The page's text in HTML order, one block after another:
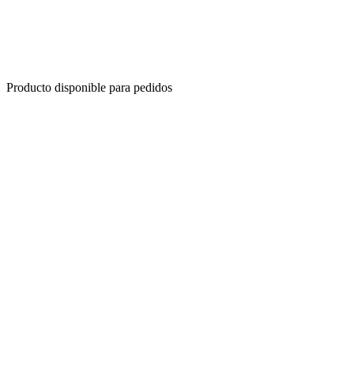
Producto disponible para pedidos